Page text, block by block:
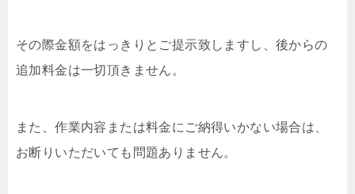
その際金額をはっきりとご提示致しますし、後からの
追加料金は一切頂きません。
また、作業内容または料金にご納得いかない場合は、
お断りいただいても問題ありません。